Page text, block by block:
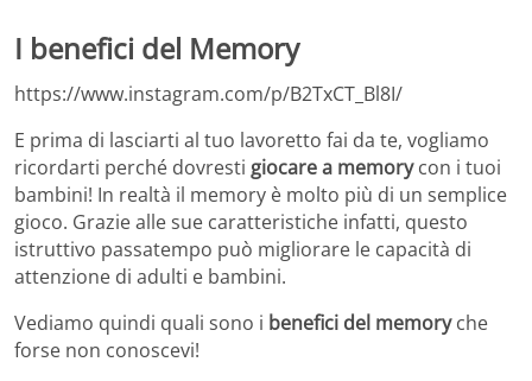
I benefici del Memory
https://www.instagram.com/p/B2TxCT_Bl8I/
E prima di lasciarti al tuo lavoretto fai da te, vogliamo
ricordarti perché dovresti giocare a memorycon i tuoi
bambini! In realtà il memory è molto più di un semplice
gioco. Grazie alle sue caratteristiche infatti, questo
istruttivo passatempo può migliorare le capacità di
attenzione di adulti e bambini.
Vediamo quindi quali sono i benefici del memoryche
forse non conoscevi!